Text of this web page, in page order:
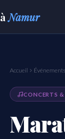
àNamur
Accueil
CONCERTS